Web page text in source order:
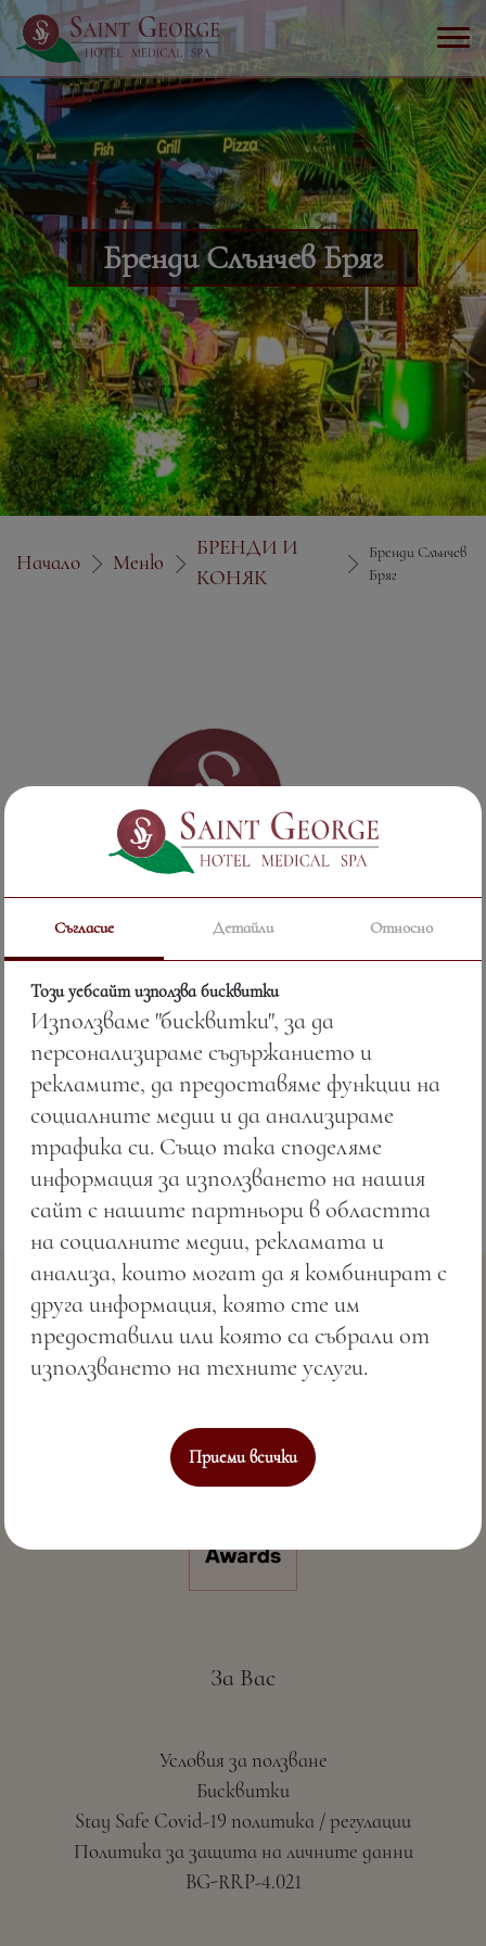
Бренди Слънчев Бряг
Начало Меню
БРЕНДИ И
КОНЯК
Бренди Слънчев
Бряг
Цена:3.91 лв. / 2.00 €
Тегло:50.00 гр.
Съвършено морско гостоприемство & СПА
За Вас
Условия за ползване
Бисквитки
Stay Safe Covid-19 политика / регулации
Политика за защита на личните данни
BG-RRP-4.021
Съгласие Детайли Относно
Този уебсайт използва бисквитки
Използваме "бисквитки", за да
персонализираме съдържанието и
рекламите, да предоставяме функции на
социалните медии и да анализираме
трафика си. Също така споделяме
информация за използването на нашия
сайт с нашите партньори в областта
на социалните медии, рекламата и
анализа, които могат да я комбинират с
друга информация, която сте им
предоставили или която са събрали от
използването на техните услуги.
Приеми всички